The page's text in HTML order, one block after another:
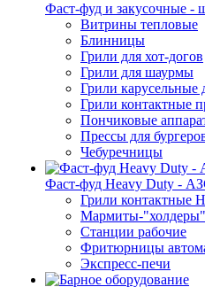
Фаст-фуд и закусочные -
Витрины тепловые
Блинницы
Грили для хот-догов
Грили для шаурмы
Грили карусельные
Грили контактные
Пончиковые
Прессы для
Чебуречницы
Фаст-фуд Heavy Duty -
Грили контактные
Мармиты-"холдеры"
Станции рабочие
Фритюрницы
Экспресс-печи